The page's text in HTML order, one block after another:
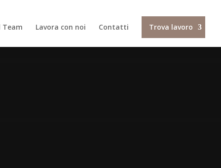
Team Lavora con noi Contatti Trova lavoro